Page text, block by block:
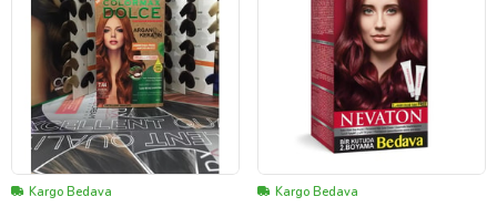
Kargo Bedava Kargo Bedava